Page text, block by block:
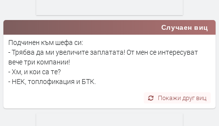
Случаен виц
Подчинен към шефа си:
- Трябва да ми увеличите заплатата! От мен се интересуват
вече три компании!
- Хм, и кои са те?
- НЕК, топлофикация и БТК.
Покажи друг виц